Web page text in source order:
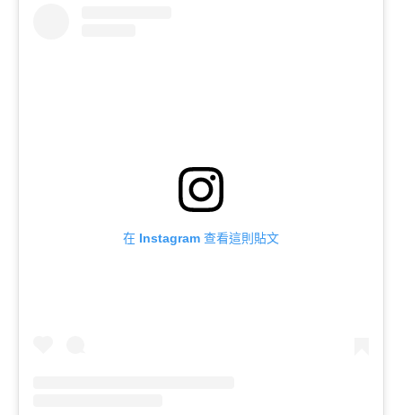
在 Instagram 查看這則貼文